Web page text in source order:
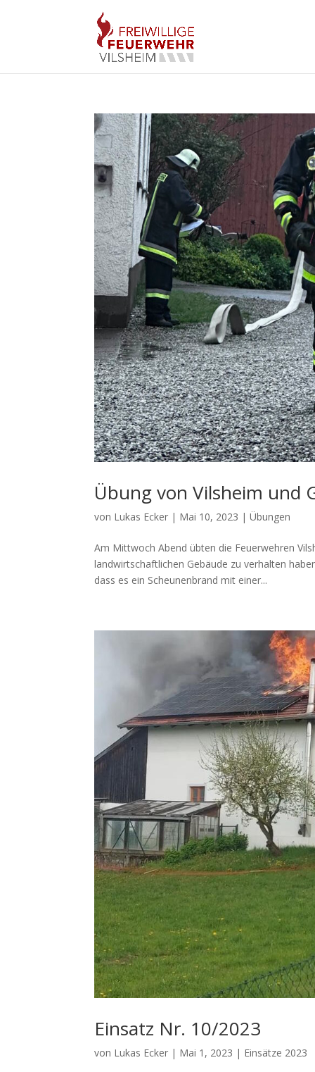
Übung von Vilsheim und
von Lukas Ecker | Mai 10, 2023 |Übungen
Am Mittwoch Abend übten die Feuerwehren
landwirtschaftlichen Gebäude zu verhalten
dass es ein Scheunenbrand mit einer...
Einsatz Nr. 10/2023
von Lukas Ecker | Mai 1, 2023 | Einsätze 2023